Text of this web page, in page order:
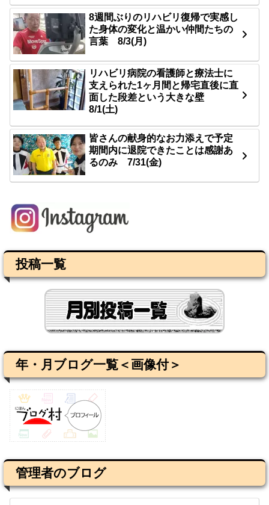
8週間ぶりのリハビリ復帰で実感し
た身体の変化と温かい仲間たちの
言葉 8/3(月)
リハビリ病院の看護師と療法士に
支えられた1ヶ月間と帰宅直後に直
面した段差という大きな壁
8/1(土)
皆さんの献身的なお力添えで予定
期間内に退院できたことは感謝あ
るのみ 7/31(金)
投稿一覧
年・月ブログ一覧＜画像付＞
管理者のブログ